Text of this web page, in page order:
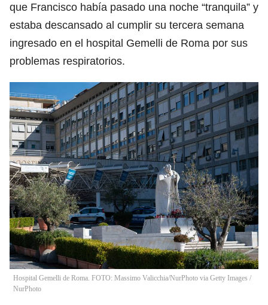
que Francisco había pasado una noche “tranquila” y
estaba descansado al cumplir su tercera semana
ingresado en el hospital Gemelli de Roma por sus
problemas respiratorios.
Hospital Gemelli de Roma. FOTO: Massimo Valicchia/NurPhoto via Getty Images /
NurPhoto